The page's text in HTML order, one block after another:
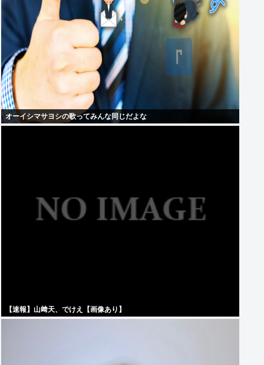
オーイシマサヨシの歌ってみんな同じだよな
【速報】山﨑天、でけえ【画像あり】